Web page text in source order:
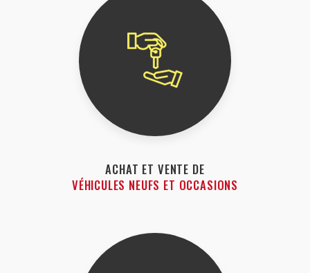
ACHAT ET VENTE DE
VÉHICULES NEUFS ET OCCASIONS